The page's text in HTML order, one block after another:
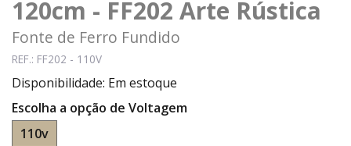
120cm - FF202 Arte Rústica
Fonte de Ferro Fundido
REF.: FF202 - 110V
Disponibilidade: Em estoque
Escolha a opção de Voltagem
110v